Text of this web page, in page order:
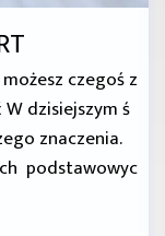
czegoś z
dzisiejszym ś
znaczenia.
podstawowyc